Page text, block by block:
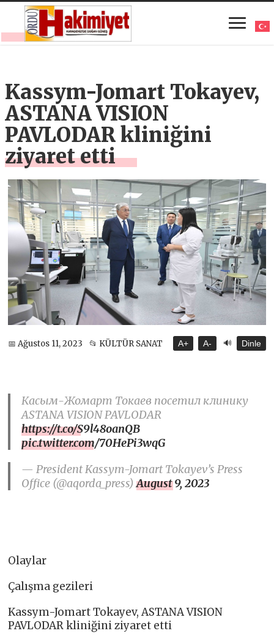
Kassym-Jomart Tokayev,
ASTANA VISION
PAVLODAR kliniğini
ziyaret etti
📅 Ağustos 11, 2023 📂 KÜLTÜR SANAT A+ A- 🔊 Dinle
Касым-Жомарт Токаев посетил клинику
ASTANA VISION PAVLODAR
https://t.co/S9l48oanQB
pic.twitter.com/70HePi3wqG
— President Kassym-Jomart Tokayev’s Press
Office (@aqorda_press)August 9, 2023
Olaylar
Çalışma gezileri
Kassym-Jomart Tokayev, ASTANA VISION
PAVLODAR kliniğini ziyaret etti